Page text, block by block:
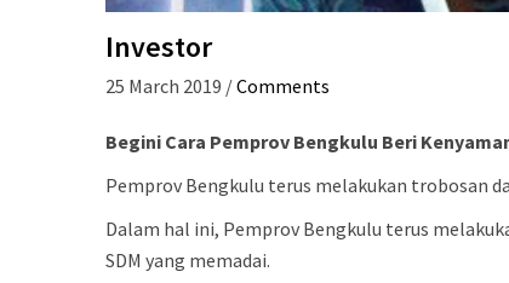
Investor
25 March 2019 /Comments
Begini Cara Pemprov Bengkulu Beri
Pemprov Bengkulu terus melakukan trobosan
Dalam hal ini, Pemprov Bengkulu terus
SDM yang memadai.